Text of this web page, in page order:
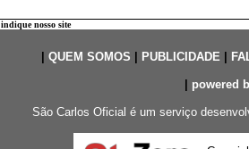
indique nosso site
QUEM SOMOS PUBLICIDADE|
powered
São Carlos Oficial é um serviço